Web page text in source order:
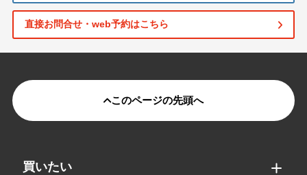
直接お問合せ・web予約はこちら
このページの先頭へ
買いたい